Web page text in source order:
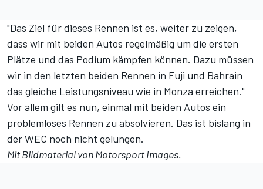
"Das Ziel für dieses Rennen ist es, weiter zu zeigen,
dass wir mit beiden Autos regelmäßig um die ersten
Plätze und das Podium kämpfen können. Dazu müssen
wir in den letzten beiden Rennen in Fuji und Bahrain
das gleiche Leistungsniveau wie in Monza erreichen."
Vor allem gilt es nun, einmal mit beiden Autos ein
problemloses Rennen zu absolvieren. Das ist bislang in
der WEC noch nicht gelungen.
Mit Bildmaterial vonMotorsport Images.